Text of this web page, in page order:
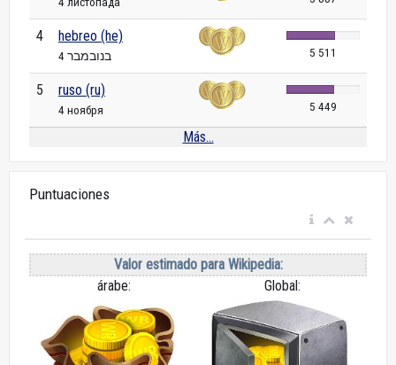
4 hebreo (he)
4 בנובמבר 5 511
5 ruso (ru)
4 ноября 5 449
Más...
Puntuaciones
Valor estimado para Wikipedia:
árabe:
Global: